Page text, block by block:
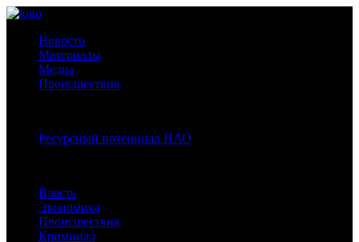
Новости
Материалы
Медиа
Происшествия
Ресурсный потенциал НАО
Власть
Экономика
Происшествия
Криминал